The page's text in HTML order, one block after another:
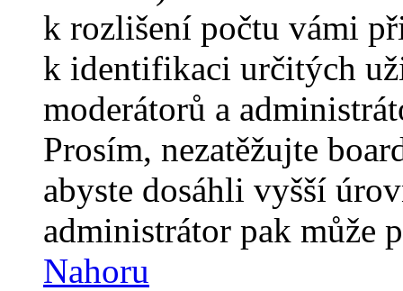
k rozlišení počtu vámi
k identifikaci určitých
moderátorů a
Prosím, nezatěžujte
abyste dosáhli vyšší
administrátor pak může
Nahoru